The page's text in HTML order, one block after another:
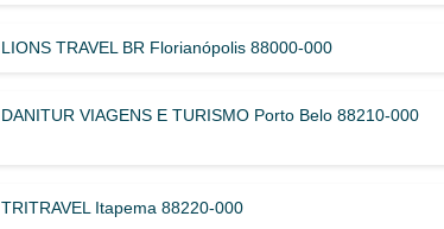
LIONS TRAVEL BR Florianópolis 88000-000
DANITUR VIAGENS E TURISMO Porto Belo 88210-000
TRITRAVEL Itapema 88220-000